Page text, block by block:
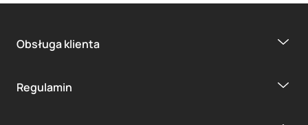
Obsługa klienta
Regulamin